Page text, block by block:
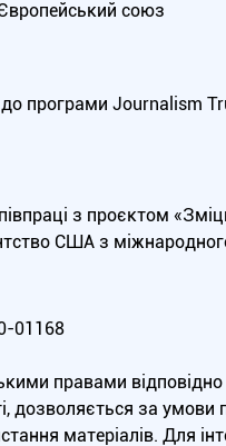
союз
програми Journalism
з проєктом
США з
01168
правами
дозволяється за
матеріалів. Для